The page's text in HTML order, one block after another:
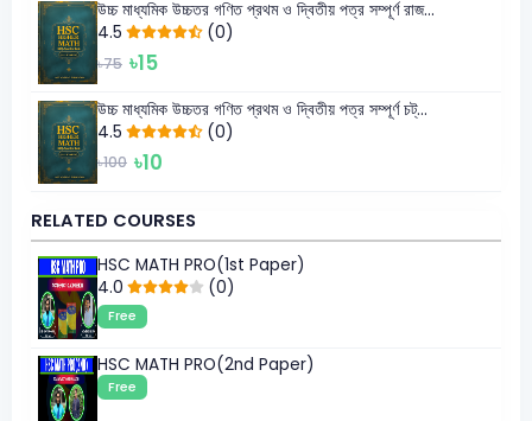
উচ্চ মাধ্যমিক উচ্চতর গণিত প্রথম ও দ্বিতীয় পত্র সম্পূর্ণ রাজ...
4.5 (0)
৳75 ৳15
উচ্চ মাধ্যমিক উচ্চতর গণিত প্রথম ও দ্বিতীয় পত্র সম্পূর্ণ চট্...
4.5 (0)
৳100 ৳10
RELATED COURSES
HSC MATH PRO(1st Paper)
4.0 (0)
Free
HSC MATH PRO(2nd Paper)
Free